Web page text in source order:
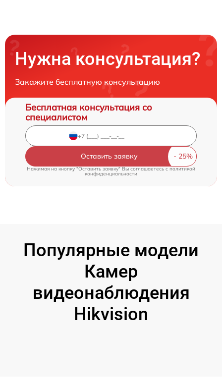
Нужна консультация?
Закажите бесплатную консультацию
Бесплатная консультация со
специалистом
Оставить заявку
Нажимая на кнопку "Оставить заявку" Вы соглашаетесь cполитикой
конфиденциальности
Популярные модели
Камер
видеонаблюдения
Hikvision